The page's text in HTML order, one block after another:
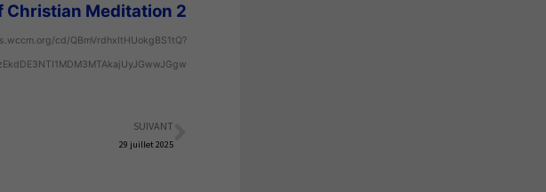
Christian Meditation 2
cd/QBmVrdhxItHUokgBS1tQ?
SUIVANT
29 juillet 2025Suivant